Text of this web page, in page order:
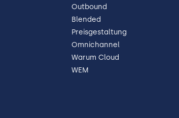
Outbound
Blended
Preisgestaltung
Omnichannel
Warum Cloud
WEM